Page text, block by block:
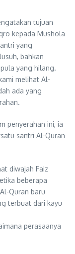
tujuan
kepada Mushola
yang
bahkan
yang hilang.
melihat Al-
ada yang
penyerahan ini, ia
santri Al-Quran
diwajah Faiz
beberapa
Quran baru
terbuat dari kayu
perasaanya